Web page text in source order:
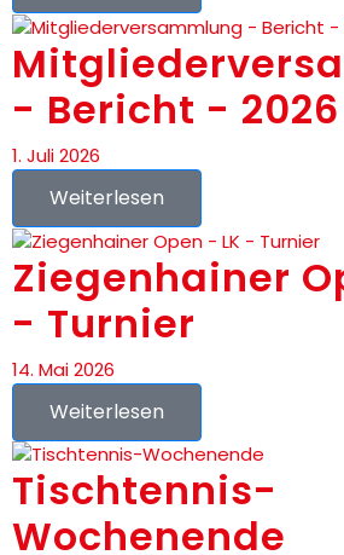
Tischtennis
Trampolin
Volleyball
Silvesterlauf
Aktionen
- Bericht - 2026
1. Juli 2026
Weiterlesen
Ziegenhainer
- Turnier
14. Mai 2026
Weiterlesen
Tischtennis-
Wochenende